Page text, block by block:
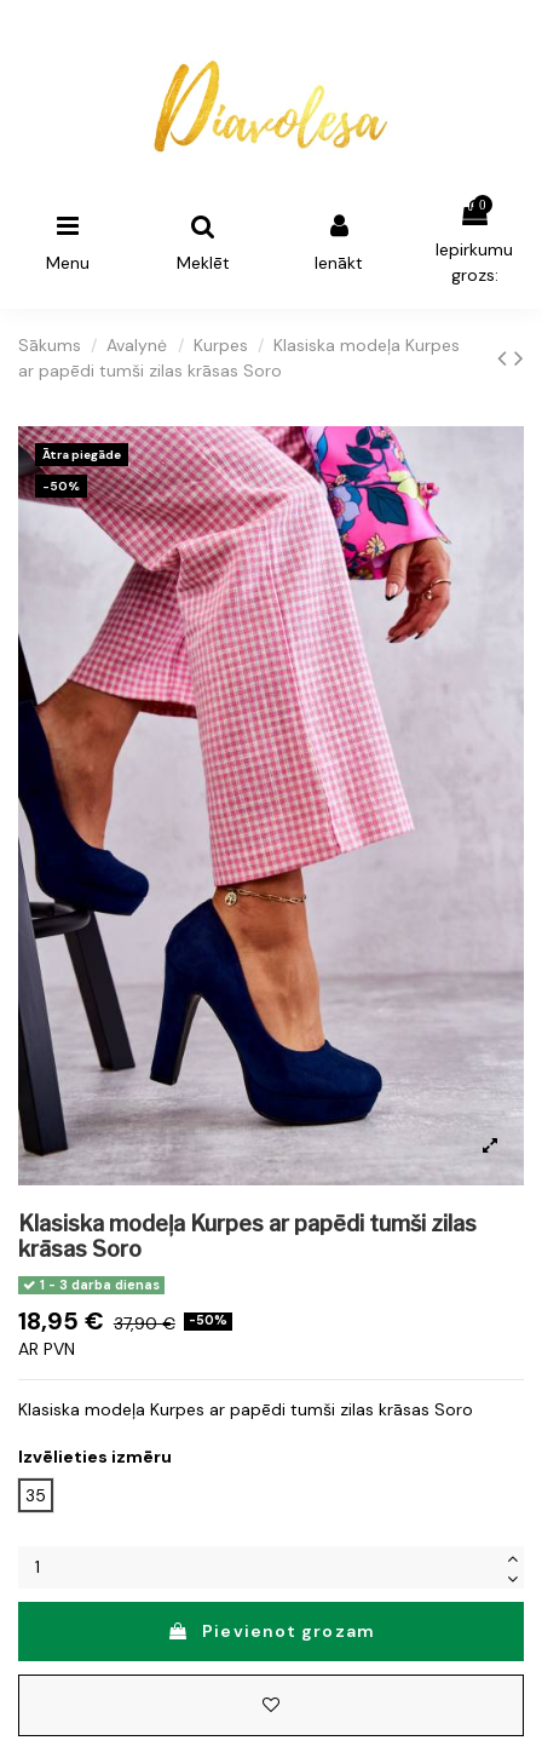
Menu Meklēt Ienākt
0
Iepirkumu
grozs:
Sākums Avalynė Kurpes
Klasiska modeļa Kurpes
ar papēdi tumši zilas krāsas Soro
Ātra piegāde
-50%
Klasiska modeļa Kurpes ar papēdi tumši zilas
krāsas Soro
1 - 3 darba dienas
18,95 € 37,90 € -50%
AR PVN
Klasiska modeļa Kurpes ar papēdi tumši zilas krāsas Soro
Izvēlieties izmēru
35
Pievienot grozam